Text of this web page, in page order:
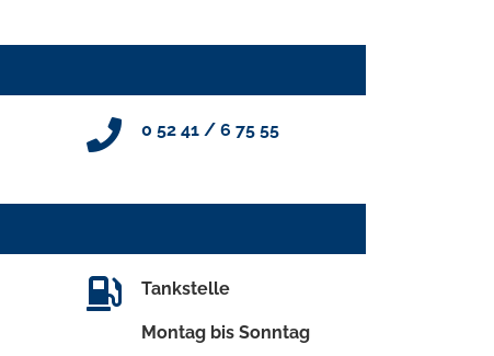
0 52 41 / 6 75 55
Tankstelle
Montag bis Sonntag